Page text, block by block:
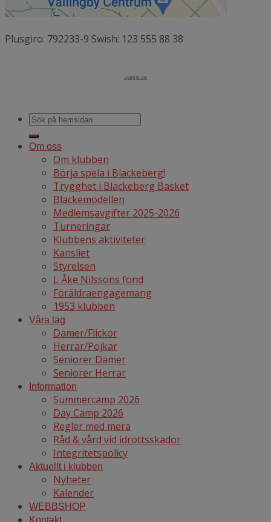
Plusgiro: 792233-9 Swish: 123 555 88 38
ipage.se
Om oss
Om klubben
Börja spela i Blackeberg!
Trygghet i Blackeberg Basket
Blackemodellen
Medlemsavgifter 2025-2026
Turneringar
Klubbens aktiviteter
Kansliet
Styrelsen
L Åke Nilssons fond
Föräldraengagemang
1953 klubben
Våra lag
Damer/Flickor
Herrar/Pojkar
Seniorer Damer
Seniorer Herrar
Information
Summercamp 2026
Day Camp 2026
Regler med mera
Råd & vård vid idrottsskador
Integritetspolicy
Aktuellt i klubben
Nyheter
Kalender
WEBBSHOP
Kontakt